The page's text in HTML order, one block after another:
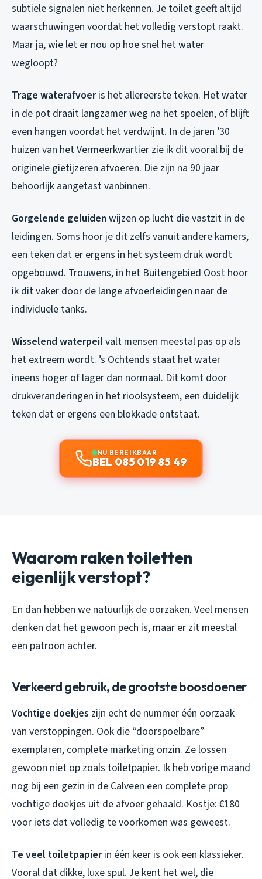
subtiele signalen niet herkennen. Je toilet geeft altijd
waarschuwingen voordat het volledig verstopt raakt.
Maar ja, wie let er nou op hoe snel het water
wegloopt?
Trage waterafvoeris het allereerste teken. Het water
in de pot draait langzamer weg na het spoelen, of blijft
even hangen voordat het verdwijnt. In de jaren ’30
huizen van het Vermeerkwartier zie ik dit vooral bij de
originele gietijzeren afvoeren. Die zijn na 90 jaar
behoorlijk aangetast vanbinnen.
Gorgelende geluiden wijzen op lucht die vastzit in de
leidingen. Soms hoor je dit zelfs vanuit andere kamers,
een teken dat er ergens in het systeem druk wordt
opgebouwd. Trouwens, in het Buitengebied Oost hoor
ik dit vaker door de lange afvoerleidingen naar de
individuele tanks.
Wisselend waterpeil valt mensen meestal pas op als
het extreem wordt. ’s Ochtends staat het water
ineens hoger of lager dan normaal. Dit komt door
drukveranderingen in het rioolsysteem, een duidelijk
teken dat er ergens een blokkade ontstaat.
NU BEREIKBAAR
BEL 085 019 85 49
Waarom raken toiletten
eigenlijk verstopt?
En dan hebben we natuurlijk de oorzaken. Veel mensen
denken dat het gewoon pech is, maar er zit meestal
een patroon achter.
Verkeerd gebruik, de grootste boosdoener
Vochtige doekjes zijn echt de nummer één oorzaak
van verstoppingen. Ook die “doorspoelbare”
exemplaren, complete marketing onzin. Ze lossen
gewoon niet op zoals toiletpapier. Ik heb vorige maand
nog bij een gezin in de Calveen een complete prop
vochtige doekjes uit de afvoer gehaald. Kostje: €180
voor iets dat volledig te voorkomen was geweest.
Te veel toiletpapierin één keer is ook een klassieker.
Vooral dat dikke, luxe spul. Je kent het wel, die